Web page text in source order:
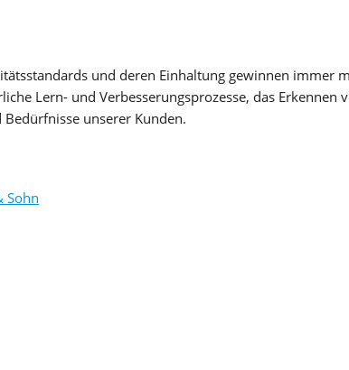
und deren Einhaltung gewinnen immer
Lern- und Verbesserungsprozesse, das
unserer Kunden.
Sohn